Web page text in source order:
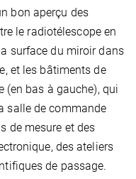
bon aperçu des
le radiotélescope en
surface du miroir dans
et les bâtiments de
(en bas à gauche), qui
salle de commande
de mesure et des
des ateliers
de passage.